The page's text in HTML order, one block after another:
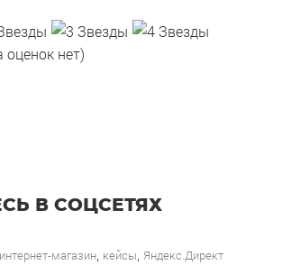
оценок нет)
В СОЦСЕТЯХ
интернет-магазин кейсы Яндекс.Директ